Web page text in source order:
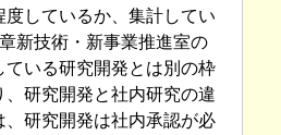
度しているか、集計してい
新技術・新事業推進室の
ている研究開発とは別の枠
、研究開発と社内研究の違
、研究開発は社内承認が必